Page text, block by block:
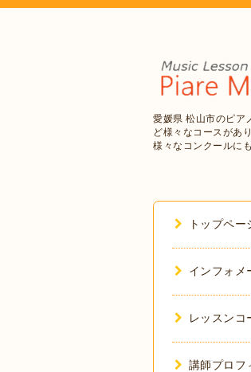
愛媛県 松山市のピア
ど様々なコースがあ
様々なコンクールに
トップペー
インフォメ
レッスンコ
講師プロフ